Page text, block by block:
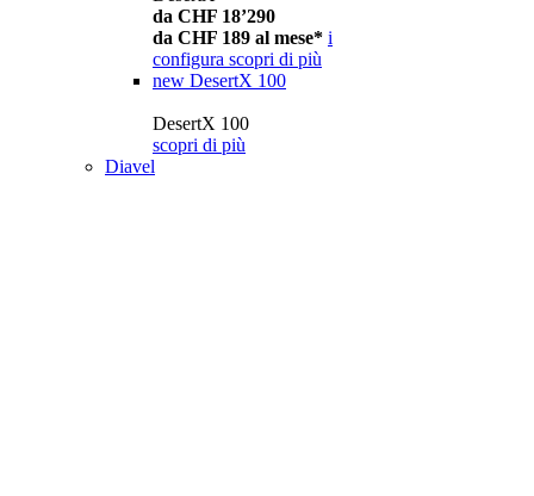
da CHF 18’290
da CHF 189 al mese* i
configura scopri di più
new DesertX 100
DesertX 100
scopri di più
Diavel